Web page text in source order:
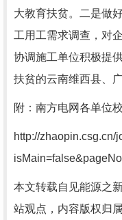
大教育扶贫。二是做
工用工需求调查，对
协调施工单位积极提
扶贫的云南维西县、
附：南方电网各单位
http://zhaopin.csg.cn/
本文转载自见能源之
站观点，内容版权归